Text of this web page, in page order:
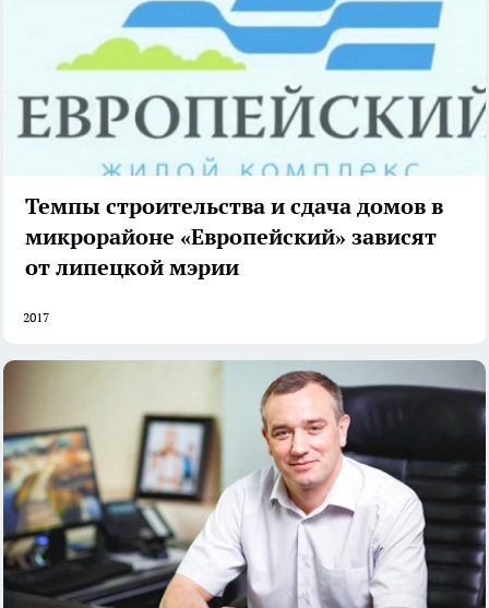
Темпы строительства и сдача домов в
микрорайоне «Европейский» зависят
от липецкой мэрии
2017